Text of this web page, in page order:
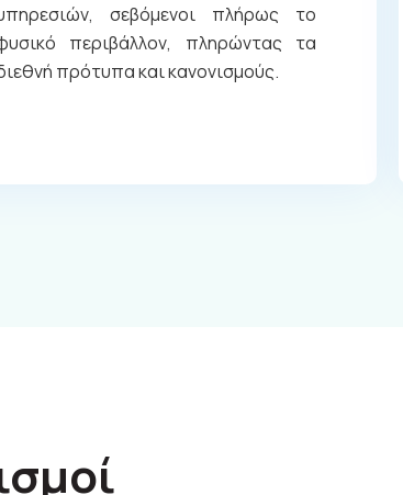
σεβόμενοι πλήρως το
περιβάλλον, πληρώντας τα
πρότυπα και κανονισμούς.